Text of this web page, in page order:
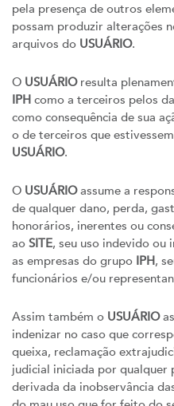
pela presença de outros
possam produzir alterações
arquivos do USUÁRIO.
O USUÁRIOresulta
IPH como a terceiros pelos
como consequência de sua
o de terceiros que
USUÁRIO.
O USUÁRIOassume a
de qualquer dano, perda,
honorários, inerentes ou
ao SITE, seu uso indevido ou
as empresas do grupo IPH,
funcionários e/ou
Assim também o USUÁRIO
indenizar no caso que
queixa, reclamação
judicial iniciada por qualquer
derivada da inobservância